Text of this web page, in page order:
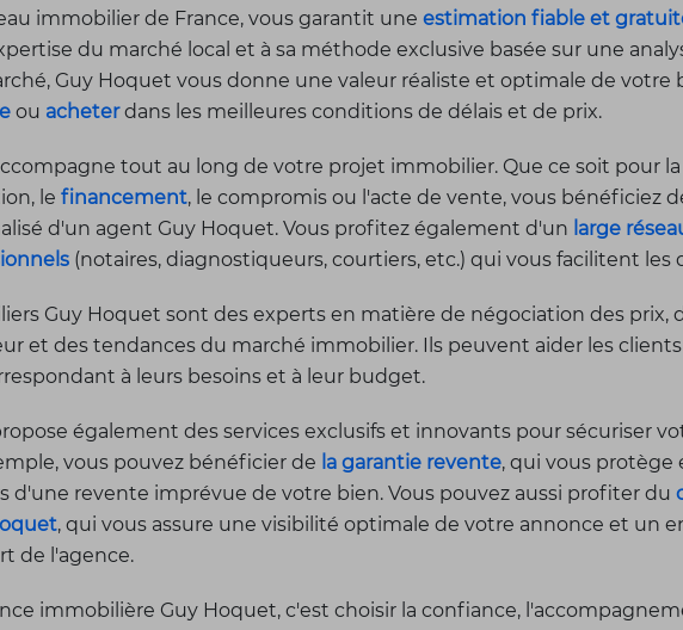
immobilier de France, vous garantit une estimation fiable et
du marché local et à sa méthode exclusive basée sur une
Guy Hoquet vous donne une valeur réaliste et optimale de votre
ou acheterdans les meilleures conditions de délais et de prix.
tout au long de votre projet immobilier. Que ce soit pour la
le financement, le compromis ou l'acte de vente, vous bénéficiez
d'un agent Guy Hoquet. Vous profitez également d'un large
(notaires, diagnostiqueurs, courtiers, etc.) qui vous facilitent les
Guy Hoquet sont des experts en matière de négociation des prix,
et des tendances du marché immobilier. Ils peuvent aider les
à leurs besoins et à leur budget.
également des services exclusifs et innovants pour sécuriser
vous pouvez bénéficier de la garantie revente, qui vous protège
d'une revente imprévue de votre bien. Vous pouvez aussi profiter du
, qui vous assure une visibilité optimale de votre annonce et un
de l'agence.
immobilière Guy Hoquet, c'est choisir la confiance,